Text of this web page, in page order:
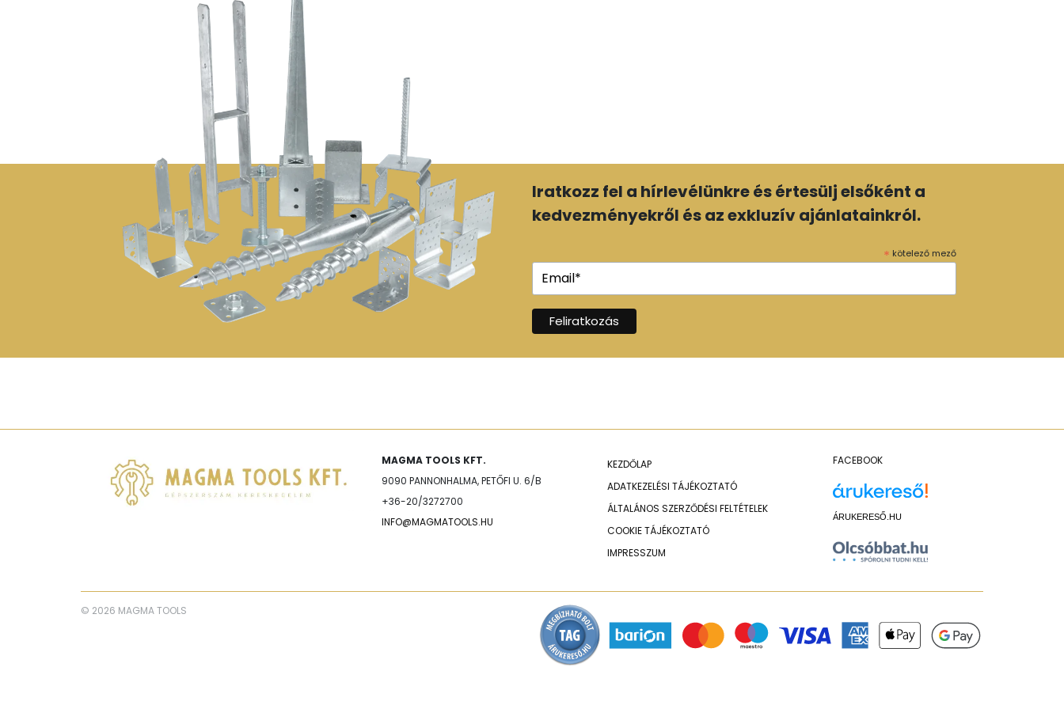
Iratkozz fel a hírlevélünkre és értesülj elsőként a
kedvezményekről és az exkluzív ajánlatainkról.
* kötelező mező
MAGMA TOOLS KFT.
9090 PANNONHALMA, PETŐFI U. 6/B
+36-20/3272700
INFO@MAGMATOOLS.HU
KEZDŐLAP
ADATKEZELÉSI TÁJÉKOZTATÓ
ÁLTALÁNOS SZERZŐDÉSI FELTÉTELEK
COOKIE TÁJÉKOZTATÓ
IMPRESSZUM
FACEBOOK
ÁRUKERESŐ.HU
© 2026 MAGMA TOOLS